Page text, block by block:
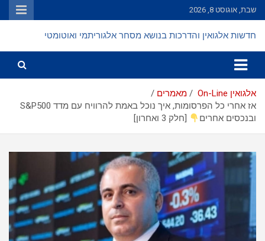
Skip
to
שבת, אוגוסט 8, 2026
חדשות אלגואין והדרכות בנושא מסחר אלגוריתמי ואוטומטי
אלגואין On-Line
מאמרים
אז אחרי כל הפרסומות, איך נוכל באמת להרוויח עם מדד S&P500
ובנכסים אחרים
[חלק 3 ואחרון]